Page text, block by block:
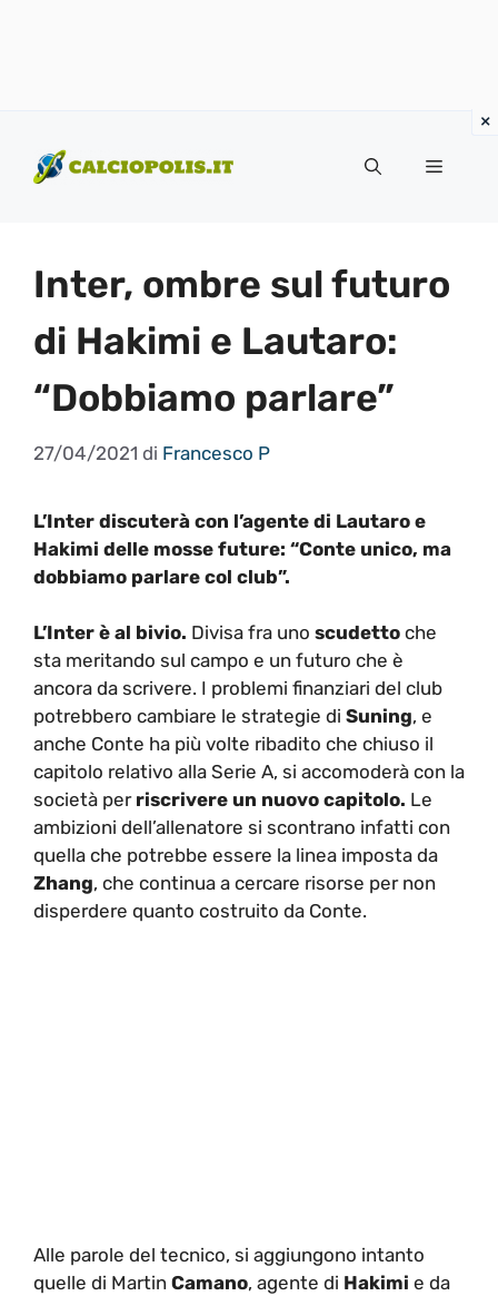
contenuto
Menu
Inter, ombre sul futuro
di Hakimi e Lautaro:
“Dobbiamo parlare”
27/04/2021 di Francesco P
L’Inter discuterà con l’agente di Lautaro e
Hakimi delle mosse future: “Conte unico, ma
dobbiamo parlare col club”.
L’Inter è al bivio. Divisa fra uno scudetto che
sta meritando sul campo e un futuro che è
ancora da scrivere. I problemi finanziari del club
potrebbero cambiare le strategie di Suning, e
anche Conte ha più volte ribadito che chiuso il
capitolo relativo alla Serie A, si accomoderà con la
società per riscrivere un nuovo capitolo. Le
ambizioni dell’allenatore si scontrano infatti con
quella che potrebbe essere la linea imposta da
Zhang, che continua a cercare risorse per non
disperdere quanto costruito da Conte.
Alle parole del tecnico, si aggiungono intanto
quelle di Martin Camano, agente di Hakimi e da